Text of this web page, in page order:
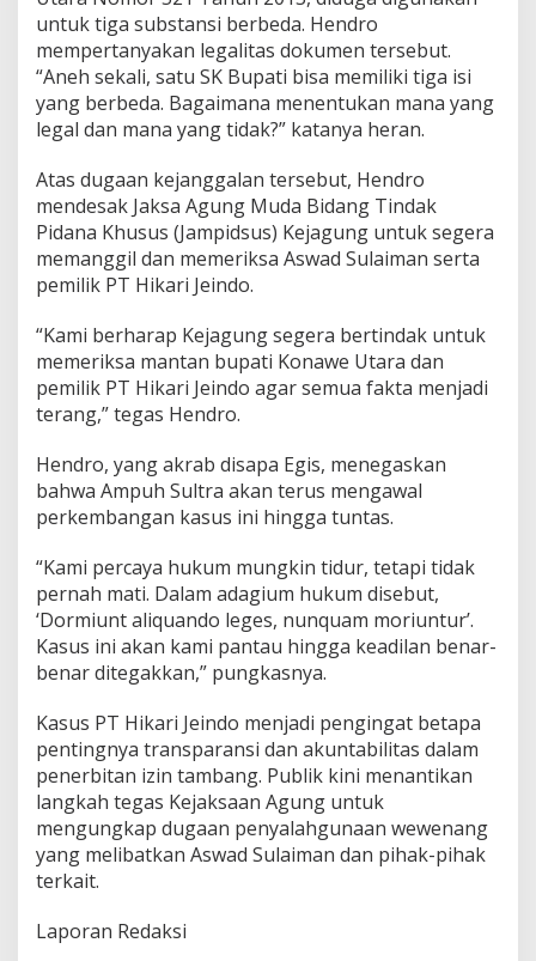
a
n
I
U
P
untuk tiga substansi berbeda. Hendro
mempertanyakan legalitas dokumen tersebut.
“Aneh sekali, satu SK Bupati bisa memiliki tiga isi
yang berbeda. Bagaimana menentukan mana yang
legal dan mana yang tidak?” katanya heran.
Atas dugaan kejanggalan tersebut, Hendro
mendesak Jaksa Agung Muda Bidang Tindak
Pidana Khusus (Jampidsus) Kejagung untuk segera
memanggil dan memeriksa Aswad Sulaiman serta
pemilik PT Hikari Jeindo.
“Kami berharap Kejagung segera bertindak untuk
memeriksa mantan bupati Konawe Utara dan
pemilik PT Hikari Jeindo agar semua fakta menjadi
terang,” tegas Hendro.
Hendro, yang akrab disapa Egis, menegaskan
bahwa Ampuh Sultra akan terus mengawal
perkembangan kasus ini hingga tuntas.
“Kami percaya hukum mungkin tidur, tetapi tidak
pernah mati. Dalam adagium hukum disebut,
‘Dormiunt aliquando leges, nunquam moriuntur’.
Kasus ini akan kami pantau hingga keadilan benar-
benar ditegakkan,” pungkasnya.
Kasus PT Hikari Jeindo menjadi pengingat betapa
pentingnya transparansi dan akuntabilitas dalam
penerbitan izin tambang. Publik kini menantikan
langkah tegas Kejaksaan Agung untuk
mengungkap dugaan penyalahgunaan wewenang
yang melibatkan Aswad Sulaiman dan pihak-pihak
terkait.
Laporan Redaksi